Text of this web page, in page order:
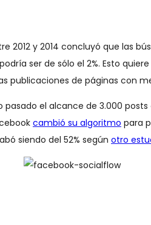
2012 y 2014 concluyó que las
ser de sólo el 2%. Esto
publicaciones de páginas con
pasado el alcance de 3.000
cambió su algoritmo para
siendo del 52% según otro